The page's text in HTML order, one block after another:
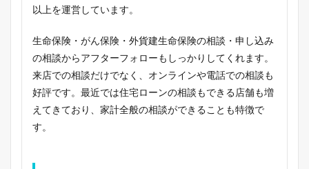
以上を運営しています。
生命保険・がん保険・外貨建生命保険の相談・申し込み
の相談からアフターフォローもしっかりしてくれます。
来店での相談だけでなく、オンラインや電話での相談も
好評です。最近では住宅ローンの相談もできる店舗も増
えてきており、家計全般の相談ができることも特徴で
す。